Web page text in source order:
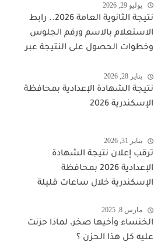
يوليو 29, 2026
نتيجة الثانوية العامة 2026.. رابط
الاستعلام بالاسم ورقم الجلوس
وخطوات الحصول على النتيجة عبر
يناير 28, 2026
نتيجة الشهادة الإعدادية بمحافظة
الإسكندرية 2026
يناير 31, 2026
ترقب إعلان نتيجة الشهادة
الإعدادية 2026 بمحافظة
الإسكندرية خلال ساعات قليلة
مارس 8, 2025
الخنساء وأخيها صخر، لماذا حزنت
عليه كل هذا الحزن ؟